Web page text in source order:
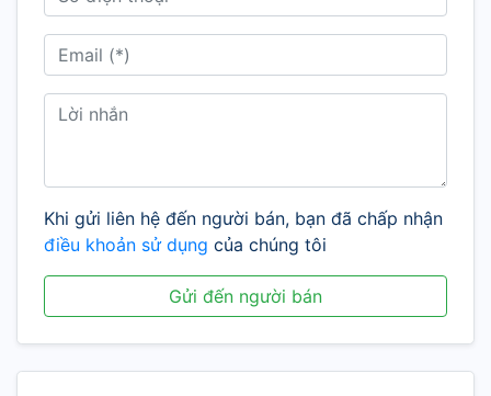
Khi gửi liên hệ đến người bán, bạn đã chấp nhận
điều khoản sử dụng của chúng tôi
Gửi đến người bán